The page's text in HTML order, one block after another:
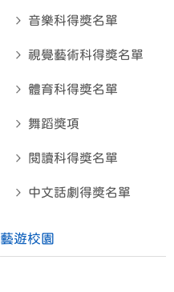
音樂科得奬名單
視覺藝術科得奬名單
體育科得奬名單
舞蹈獎項
閱讀科得獎名單
中文話劇得奬名單
藝遊校園